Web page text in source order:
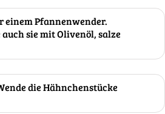
einem Pfannenwender.
sie mit Olivenöl, salze
die Hähnchenstücke